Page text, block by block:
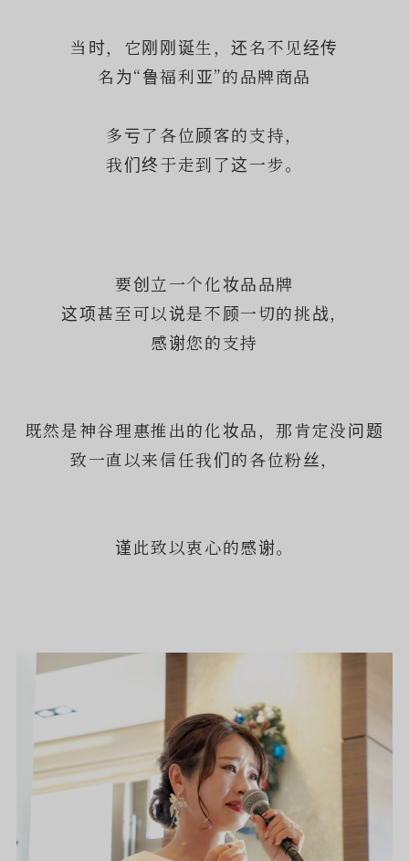
当时，它刚刚诞生，还名不见经传
名为“鲁福利亚”的品牌商品
多亏了各位顾客的支持，
我们终于走到了这一步。
要创立一个化妆品品牌
这项甚至可以说是不顾一切的挑战，
感谢您的支持
既然是神谷理惠推出的化妆品，那肯定没问题
致一直以来信任我们的各位粉丝，
谨此致以衷心的感谢。